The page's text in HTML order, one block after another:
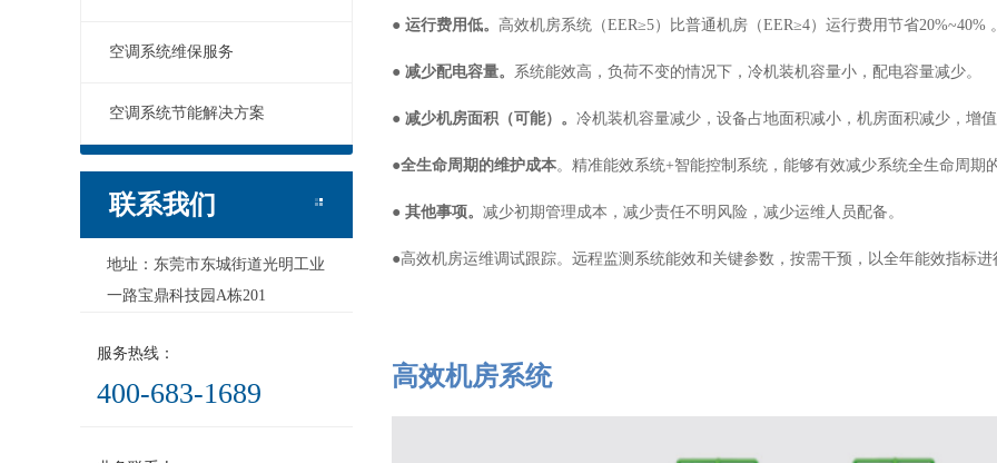
空调系统维保服务
空调系统节能解决方案
联系我们
地址：东莞市东城街道光明工业
一路宝鼎科技园A栋201
服务热线：
400-683-1689
● 运行费用低。 高效机房系统（EER≥5）比普通机房（EER≥4）运行费用节省20%~40%
● 减少配电容量。 系统能效高，负荷不变的情况下，冷机装机容量小，配电容量减少。
● 减少机房面积（可能）。 冷机装机容量减少，设备占地面积减小，机房面积减少，增
●全生命周期的维护成本。精准能效系统+智能控制系统，能够有效减少系统全生命周期
● 其他事项。 减少初期管理成本，减少责任不明风险，减少运维人员配备。
●高效机房运维调试跟踪。远程监测系统能效和关键参数，按需干预，以全年能效指标进
高效机房系统